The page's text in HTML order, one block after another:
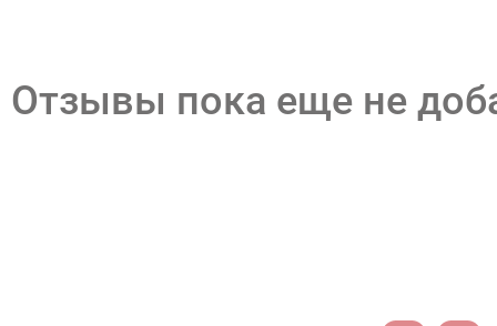
Отзывы пока еще не